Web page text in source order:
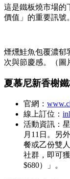
這是鐵板燒市場的
價值」的重要訊號。
煙燻鮭魚包覆濃郁
次與節慶感。（圖
夏慕尼新香榭
官網：
線上訂位：
活動資訊：
月11日。另
餐或乙份雙
社群，即可
$680）」。